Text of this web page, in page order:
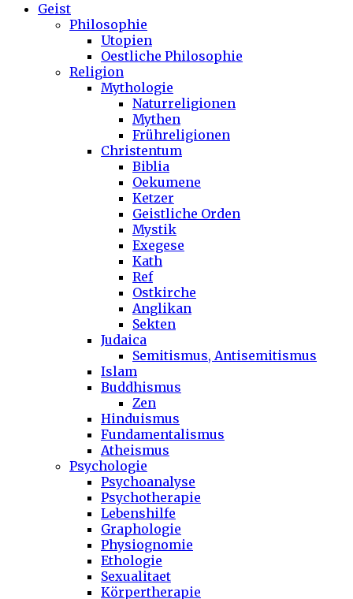
Geist
Philosophie
Utopien
Oestliche Philosophie
Religion
Mythologie
Naturreligionen
Mythen
Frühreligionen
Christentum
Biblia
Oekumene
Ketzer
Geistliche Orden
Mystik
Exegese
Kath
Ref
Ostkirche
Anglikan
Sekten
Judaica
Semitismus, Antisemitismus
Islam
Buddhismus
Zen
Hinduismus
Fundamentalismus
Atheismus
Psychologie
Psychoanalyse
Psychotherapie
Lebenshilfe
Graphologie
Physiognomie
Ethologie
Sexualitaet
Körpertherapie